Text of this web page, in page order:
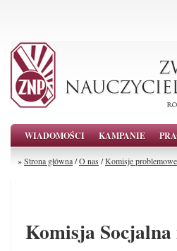
WIADOMOŚCI KAMPANIE
»Strona główna/O nas /Komisje problemowe
Komisja